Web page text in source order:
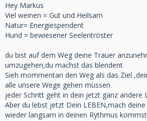
Hey Markus
Viel weinen = Gut und Heilsam
Natur= Energiespendent
Hund = bewiesener Seelentröster
du bist auf dem Weg deine Trauer
umzugehen,du machst das blendent
Sieh mommentan den Weg als das Ziel
alle unsere Wege gehen müssen
jeder Schritt geht in dein jetzt ganz andere
Aber du lebst jetzt Dein LEBEN,mach
wieder langsam in deinen Rythmus kommst